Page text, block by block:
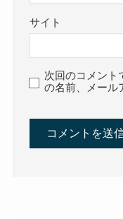
サイト
次回のコメント
の名前、メール